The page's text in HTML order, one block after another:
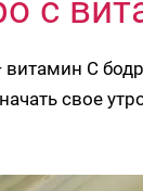
с
С
свое